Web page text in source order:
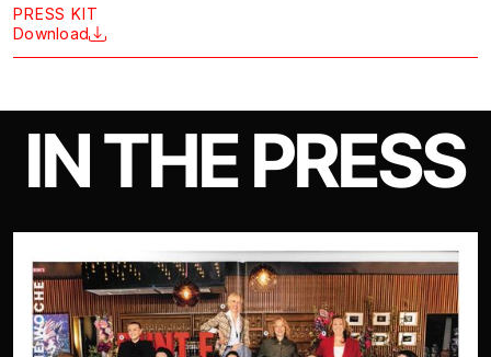
PRESS KIT
Download
IN THE PRESS